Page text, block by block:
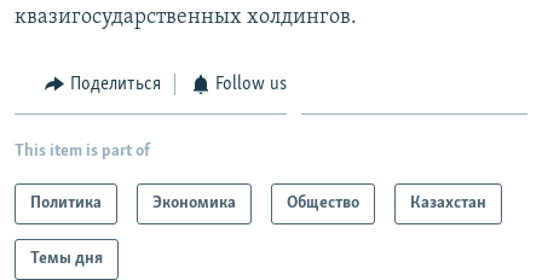
квазигосударственных холдингов.
Поделиться Follow us
This item is part of
Политика Экономика Общество Казахстан
Темы дня